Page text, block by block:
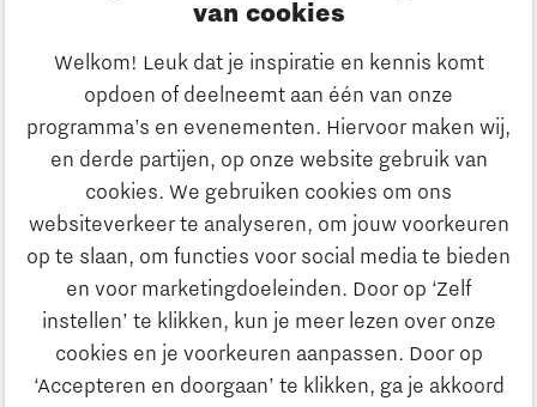
van cookies
Welkom! Leuk dat je inspiratie en kennis komt
opdoen of deelneemt aan één van onze
programma’s en evenementen. Hiervoor maken wij,
en derde partijen, op onze website gebruik van
cookies. We gebruiken cookies om ons
websiteverkeer te analyseren, om jouw voorkeuren
op te slaan, om functies voor social media te bieden
en voor marketingdoeleinden. Door op ‘Zelf
instellen’ te klikken, kun je meer lezen over onze
cookies en je voorkeuren aanpassen. Door op
‘Accepteren en doorgaan’ te klikken, ga je akkoord
Ontdek Brainport
Innovatie
Ondernemen
Onderwijs
Ondernemen
Onderwijs
Maatschappelijk
Strategie & Organisatie
Zoeken
Contact